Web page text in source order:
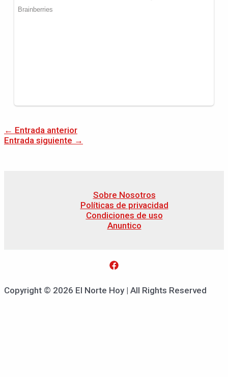
← Entrada anterior
Entrada siguiente →
Sobre Nosotros
Políticas de privacidad
Condiciones de uso
Anuntico
Copyright © 2026 El Norte Hoy | All Rights Reserved